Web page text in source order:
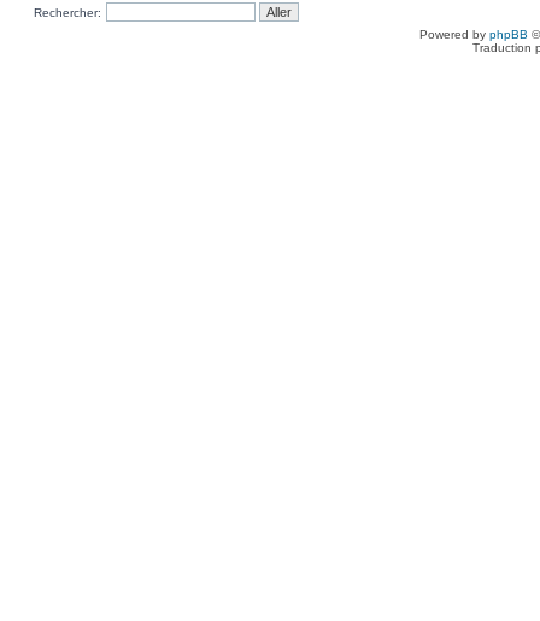
Rechercher:
Powered by phpBB
Traduction